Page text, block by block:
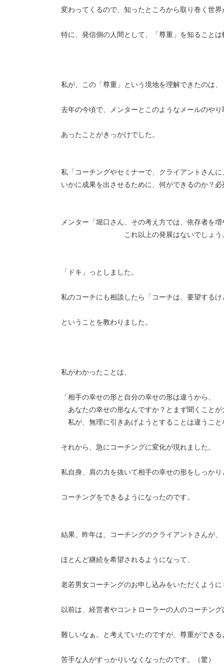
変わってくるので、知ったところから取り巻く世
特に、発信側の人間として、「尊重」を知ること
私が、この「尊重」という境地を理解できたのは、
去年の今頃で、メンターとこのようなメールのや
あったことがきっかけでした。
私「コーチングやセミナーで、クライアントさんに
いかに成果を出させるために、何ができるのか？
メンター「堀口さん、その考え方では、依存者を
これ以上の発展はないでしょう
「ドキ」っとしました。
私のコーチにも相談したら「コーチは、要望する
ということを教わりました。
私がわかったことは、
「相手の幸せの形と自分の幸せの形は違うから、
あなたの幸せの形なんですか？とまず聞くこと
私が、無理に引きあげようとすることは違うこ
それから、急にコーチングに変化が現れました。
私自身、肩の力を抜いて相手の幸せの形をしっか
コーチングをできるようになったのです。
結果、昨年は、コーチングのクライアントさんが、
ほとんど継続を希望されるようになって、
老若男女コーチングのお申し込みをいただくよう
以前は、経営者やコントローラーの人のコーチング
難しいなぁ。と考えていたのですが、尊重ができ
苦手な人がすっかりいなくなったのです。（驚）